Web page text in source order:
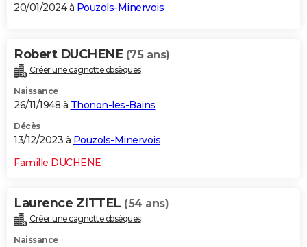
20/01/2024 à Pouzols-Minervois
Robert DUCHENE (75 ans)
Créer une cagnotte obsèques
Naissance
26/11/1948 à Thonon-les-Bains
Décès
13/12/2023 à Pouzols-Minervois
Famille DUCHENE
Laurence ZITTEL (54 ans)
Créer une cagnotte obsèques
Naissance